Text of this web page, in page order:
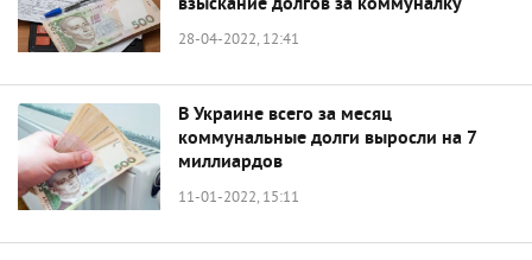
взыскание долгов за коммуналку
28-04-2022, 12:41
В Украине всего за месяц
коммунальные долги выросли на 7
миллиардов
11-01-2022, 15:11